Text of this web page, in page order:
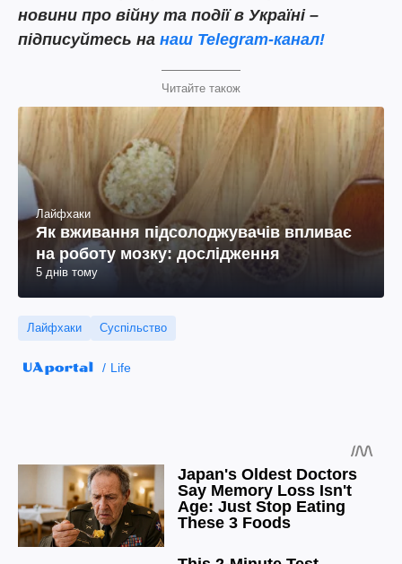
новини про війну та події в Україні –
підписуйтесь на наш Telegram-канал!
Читайте також
Лайфхаки
Як вживання підсолоджувачів впливає
на роботу мозку: дослідження
5 днів тому
Лайфхаки Суспільство
Life